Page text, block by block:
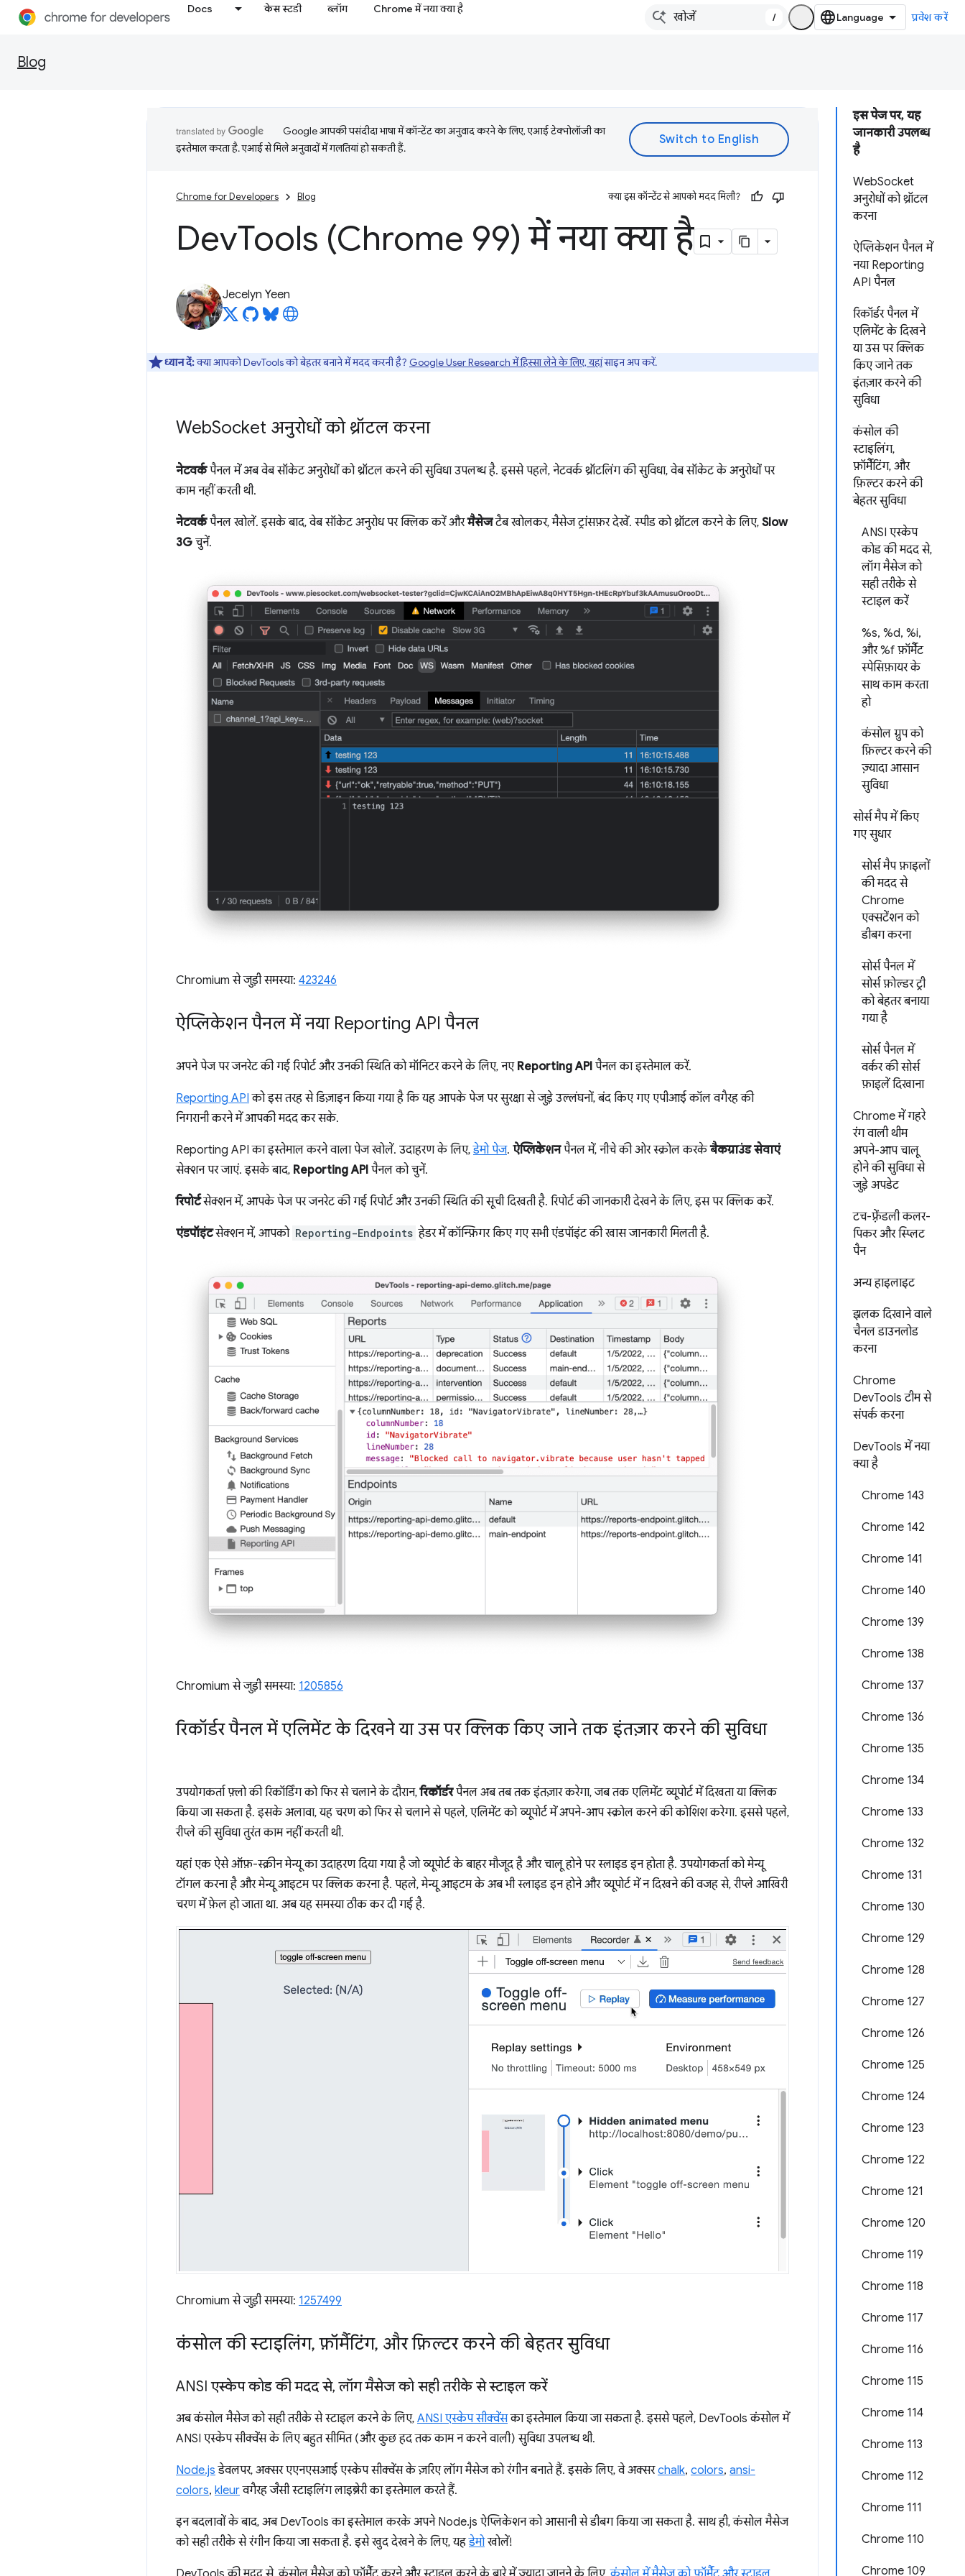
Docs केस स्टडी ब्लॉग Chrome में नया क्या है
/ प्रवेश करें
Blog
इस पेज पर, यह
जानकारी उपलब्ध
है
WebSocket
अनुरोधों को थ्रॉटल
करना
ऐप्लिकेशन पैनल में
नया Reporting
API पैनल
रिकॉर्डर पैनल में
एलिमेंट के दिखने
या उस पर क्लिक
किए जाने तक
इंतज़ार करने की
सुविधा
कंसोल की
स्टाइलिंग,
फ़ॉर्मैटिंग, और
फ़िल्टर करने की
बेहतर सुविधा
ANSI एस्केप
कोड की मदद से,
लॉग मैसेज को
सही तरीके से
स्टाइल करें
%s, %d, %i,
और %f फ़ॉर्मैट
स्पेसिफ़ायर के
साथ काम करता
हो
कंसोल ग्रुप को
फ़िल्टर करने की
ज़्यादा आसान
सुविधा
सोर्स मैप में किए
गए सुधार
सोर्स मैप फ़ाइलों
की मदद से
Chrome
एक्सटेंशन को
डीबग करना
सोर्स पैनल में
सोर्स फ़ोल्डर ट्री
को बेहतर बनाया
गया है
सोर्स पैनल में
वर्कर की सोर्स
फ़ाइलें दिखाना
Chrome में गहरे
रंग वाली थीम
अपने-आप चालू
होने की सुविधा से
जुड़े अपडेट
टच-फ़्रेंडली कलर-
पिकर और स्प्लिट
पैन
अन्य हाइलाइट
झलक दिखाने वाले
चैनल डाउनलोड
करना
Chrome
DevTools टीम से
संपर्क करना
DevTools में नया
क्या है
Chrome 143
Chrome 142
Chrome 141
Chrome 140
Chrome 139
Chrome 138
Chrome 137
Chrome 136
Chrome 135
Chrome 134
Chrome 133
Chrome 132
Chrome 131
Chrome 130
Chrome 129
Chrome 128
Chrome 127
Chrome 126
Chrome 125
Chrome 124
Chrome 123
Chrome 122
Chrome 121
Chrome 120
Chrome 119
Chrome 118
Chrome 117
Chrome 116
Chrome 115
Chrome 114
Chrome 113
Chrome 112
Chrome 111
Chrome 110
Chrome 109
Google आपकी पसंदीदा भाषा में कॉन्टेंट का अनुवाद करने के लिए, एआई टेक्नोलॉजी का
इस्तेमाल करता है. एआई से मिले अनुवादों में गलतियां हो सकती हैं.
Chrome for Developers Blog क्या इस कॉन्टेंट से आपको मदद मिली?
DevTools (Chrome 99) में नया क्या है
Jecelyn Yeen
ध्यान दें:क्या आपको DevTools को बेहतर बनाने में मदद करनी है? Google User Research में हिस्सा लेने के लिए, यहांसाइन अप करें.
WebSocket अनुरोधों को थ्रॉटल करना
नेटवर्कपैनल में अब वेब सॉकेट अनुरोधों को थ्रॉटल करने की सुविधा उपलब्ध है. इससे पहले, नेटवर्क थ्रॉटलिंग की सुविधा, वेब सॉकेट के अनुरोधों पर
काम नहीं करती थी.
नेटवर्कपैनल खोलें. इसके बाद, वेब सॉकेट अनुरोध पर क्लिक करें औरमैसेजटैब खोलकर, मैसेज ट्रांसफ़र देखें. स्पीड को थ्रॉटल करने के लिए, Slow
3G चुनें.
Chromium से जुड़ी समस्या: 423246
ऐप्लिकेशन पैनल में नया Reporting API पैनल
अपने पेज पर जनरेट की गई रिपोर्ट और उनकी स्थिति को मॉनिटर करने के लिए, नए Reporting API पैनल का इस्तेमाल करें.
Reporting API को इस तरह से डिज़ाइन किया गया है कि यह आपके पेज पर सुरक्षा से जुड़े उल्लंघनों, बंद किए गए एपीआई कॉल वगैरह की
निगरानी करने में आपकी मदद कर सके.
Reporting API का इस्तेमाल करने वाला पेज खोलें. उदाहरण के लिए,डेमो पेज. ऐप्लिकेशनपैनल में, नीचे की ओर स्क्रोल करकेबैकग्राउंड सेवाएं
सेक्शन पर जाएं. इसके बाद, Reporting API पैनल को चुनें.
रिपोर्टसेक्शन में, आपके पेज पर जनरेट की गई रिपोर्ट और उनकी स्थिति की सूची दिखती है. रिपोर्ट की जानकारी देखने के लिए, इस पर क्लिक करें.
एंडपॉइंटसेक्शन में, आपको Reporting-Endpoints हेडर में कॉन्फ़िगर किए गए सभी एंडपॉइंट की खास जानकारी मिलती है.
Chromium से जुड़ी समस्या: 1205856
रिकॉर्डर पैनल में एलिमेंट के दिखने या उस पर क्लिक किए जाने तक इंतज़ार करने की सुविधा
उपयोगकर्ता फ़्लो की रिकॉर्डिंग को फिर से चलाने के दौरान,रिकॉर्डरपैनल अब तब तक इंतज़ार करेगा, जब तक एलिमेंट व्यूपोर्ट में दिखता या क्लिक
किया जा सकता है. इसके अलावा, यह चरण को फिर से चलाने से पहले, एलिमेंट को व्यूपोर्ट में अपने-आप स्क्रोल करने की कोशिश करेगा. इससे पहले,
रीप्ले की सुविधा तुरंत काम नहीं करती थी.
यहां एक ऐसे ऑफ़-स्क्रीन मेन्यू का उदाहरण दिया गया है जो व्यूपोर्ट के बाहर मौजूद है और चालू होने पर स्लाइड इन होता है. उपयोगकर्ता को मेन्यू
टॉगल करना है और मेन्यू आइटम पर क्लिक करना है. पहले, मेन्यू आइटम के अब भी स्लाइड इन होने और व्यूपोर्ट में न दिखने की वजह से, रीप्ले आखिरी
चरण में फ़ेल हो जाता था. अब यह समस्या ठीक कर दी गई है.
Chromium से जुड़ी समस्या: 1257499
कंसोल की स्टाइलिंग, फ़ॉर्मैटिंग, और फ़िल्टर करने की बेहतर सुविधा
ANSI एस्केप कोड की मदद से, लॉग मैसेज को सही तरीके से स्टाइल करें
अब कंसोल मैसेज को सही तरीके से स्टाइल करने के लिए, ANSI एस्केप सीक्वेंसका इस्तेमाल किया जा सकता है. इससे पहले, DevTools कंसोल में
ANSI एस्केप सीक्वेंस के लिए बहुत सीमित (और कुछ हद तक काम न करने वाली) सुविधा उपलब्ध थी.
Node.js डेवलपर, अक्सर एएनएसआई एस्केप सीक्वेंस के ज़रिए लॉग मैसेज को रंगीन बनाते हैं. इसके लिए, वे अक्सरchalk, colors, ansi-
colors, kleurवगैरह जैसी स्टाइलिंग लाइब्रेरी का इस्तेमाल करते हैं.
इन बदलावों के बाद, अब DevTools का इस्तेमाल करके अपने Node.js ऐप्लिकेशन को आसानी से डीबग किया जा सकता है. साथ ही, कंसोल मैसेज
को सही तरीके से रंगीन किया जा सकता है. इसे खुद देखने के लिए, यहडेमोखोलें!